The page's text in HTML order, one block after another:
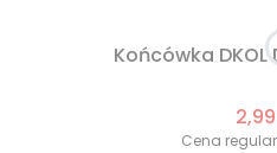
Końcówka DKOL
2,99
Cena